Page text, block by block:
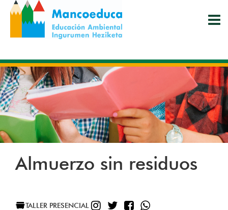
Pasar
contenido
principal
Almuerzo sin residuos
TALLER PRESENCIAL